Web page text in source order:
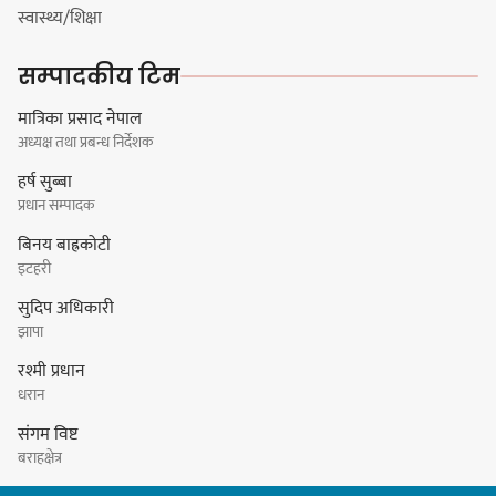
स्वास्थ्य/शिक्षा
सम्पादकीय टिम
मात्रिका प्रसाद नेपाल
अध्यक्ष तथा प्रबन्ध निर्देशक
हर्ष सुब्बा
प्रधान सम्पादक
बिनय बाह्रकोटी
इटहरी
सुदिप अधिकारी
झापा
रश्मी प्रधान
धरान
संगम विष्ट
बराहक्षेत्र